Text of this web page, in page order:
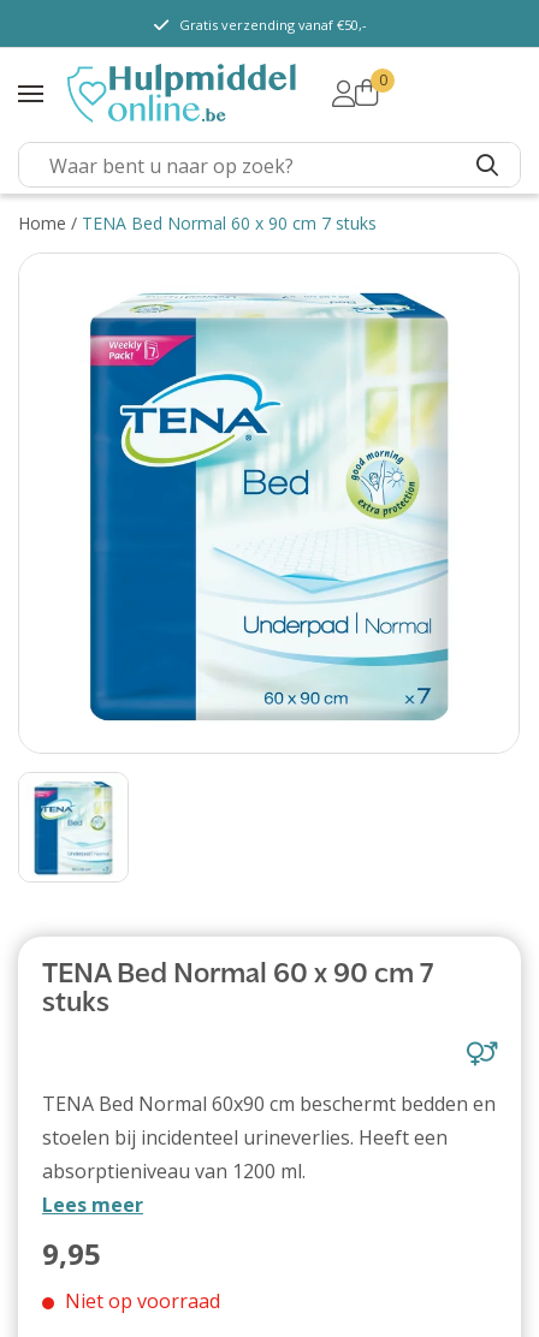
TENA Lady
TENA Men
TENA Pants (m/ v)
TENA Flex
TENA Slip
TENA overig
Kenniscentrum
Gratis verzending vanaf €50,-
0
Home / TENA Bed Normal 60 x 90 cm 7 stuks
TENA Bed Normal 60 x 90 cm 7
stuks
TENA Bed Normal 60x90 cm beschermt bedden en
stoelen bij incidenteel urineverlies. Heeft een
absorptieniveau van 1200 ml.
Lees meer
9,95
Niet op voorraad